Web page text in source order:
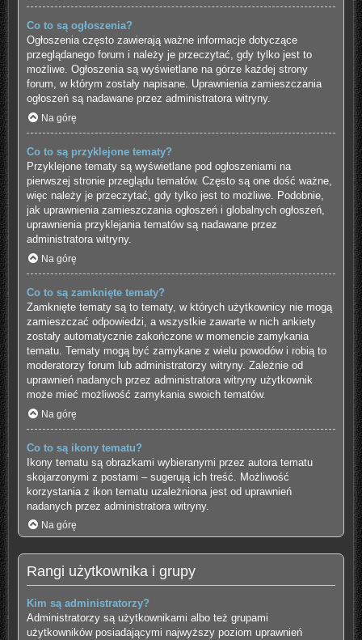
Co to są ogłoszenia?
Ogłoszenia często zawierają ważne informacje dotyczące
przeglądanego forum i należy je przeczytać, gdy tylko jest to
możliwe. Ogłoszenia są wyświetlane na górze każdej strony
forum, w którym zostały napisane. Uprawnienia zamieszczania
ogłoszeń są nadawane przez administratora witryny.
Na górę
Co to są przyklejone tematy?
Przyklejone tematy są wyświetlane pod ogłoszeniami na
pierwszej stronie przeglądu tematów. Często są one dość ważne,
więc należy je przeczytać, gdy tylko jest to możliwe. Podobnie,
jak uprawnienia zamieszczania ogłoszeń i globalnych ogłoszeń,
uprawnienia przyklejania tematów są nadawane przez
administratora witryny.
Na górę
Co to są zamknięte tematy?
Zamknięte tematy są to tematy, w których użytkownicy nie mogą
zamieszczać odpowiedzi, a wszystkie zawarte w nich ankiety
zostały automatycznie zakończone w momencie zamykania
tematu. Tematy mogą być zamykane z wielu powodów i robią to
moderatorzy forum lub administratorzy witryny. Zależnie od
uprawnień nadanych przez administratora witryny użytkownik
może mieć możliwość zamykania swoich tematów.
Na górę
Co to są ikony tematu?
Ikony tematu są obrazkami wybieranymi przez autora tematu
skojarzonymi z postami – sugerują ich treść. Możliwość
korzystania z ikon tematu uzależniona jest od uprawnień
nadanych przez administratora witryny.
Na górę
Rangi użytkownika i grupy
Kim są administratorzy?
Administratorzy są użytkownikami albo też grupami
użytkowników posiadającymi najwyższy poziom uprawnień